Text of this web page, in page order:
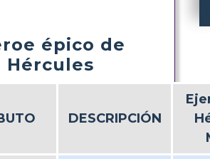
épico de
Hércules
DESCRIPCIÓN